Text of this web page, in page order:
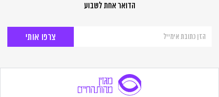
הדואר אחת לשבוע
לניוזלטר
החיים